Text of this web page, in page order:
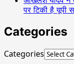
पर टिकी है यूपी
Categories
Categories